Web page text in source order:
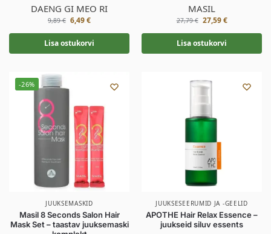
DAENG GI MEO RI
9,89€ 6,49€
Lisa ostukorvi
MASIL
27,79€ 27,59€
Lisa ostukorvi
-26%
JUUKSEMASKID
Masil 8 Seconds Salon Hair
Mask Set – taastav juuksemaski
JUUKSESEERUMID JA -GEELID
APOTHE Hair Relax Essence –
juukseid siluv essents